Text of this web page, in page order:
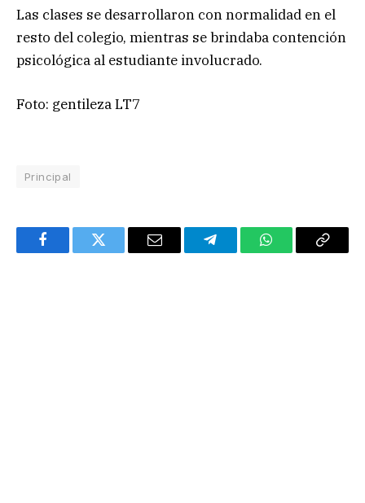
Las clases se desarrollaron con normalidad en el
resto del colegio, mientras se brindaba contención
psicológica al estudiante involucrado.
Foto: gentileza LT7
Principal
FacebookTwitter Email TelegramWhatsAppCopy